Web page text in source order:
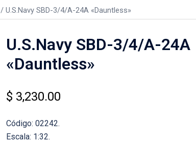
/ U.S.Navy SBD-3/4/A-24A «Dauntless»
U.S.Navy SBD-3/4/A-24A
«Dauntless»
$ 3,230.00
Código: 02242.
Escala: 1:32.